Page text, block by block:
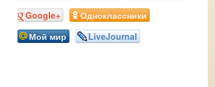
Google+
Одноклассники
Мой мир
LiveJournal